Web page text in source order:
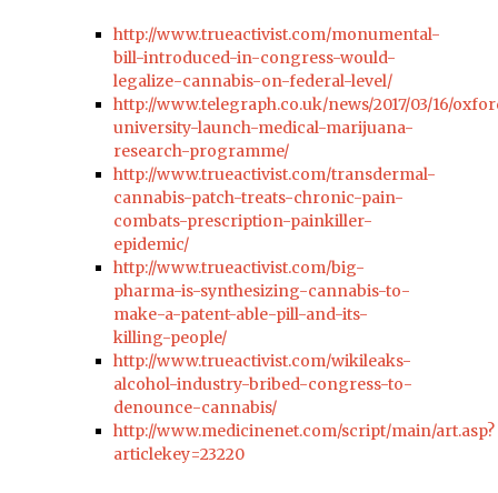
http://www.trueactivist.com/monumental-
bill-introduced-in-congress-would-
legalize-cannabis-on-federal-level/
http://www.telegraph.co.uk/news/2017/03/16/
university-launch-medical-marijuana-
research-programme/
http://www.trueactivist.com/transdermal-
cannabis-patch-treats-chronic-pain-
combats-prescription-painkiller-
epidemic/
http://www.trueactivist.com/big-
pharma-is-synthesizing-cannabis-to-
make-a-patent-able-pill-and-its-
killing-people/
http://www.trueactivist.com/wikileaks-
alcohol-industry-bribed-congress-to-
denounce-cannabis/
http://www.medicinenet.com/script/main/art.asp?
articlekey=23220